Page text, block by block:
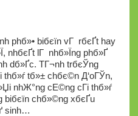
phб»• biбєїn vГ rбєҐt hay
nhбєҐt lГ nhб»Їng phб»Ґ
dб»Ґc. TГ¬nh trбєЎng
thб»ѓ tб»± chбє©n Д‘oГЎn,
nhЖ°ng cЕ©ng cГі thб»ѓ
biбєїn chб»©ng xбєҐu
sinh…